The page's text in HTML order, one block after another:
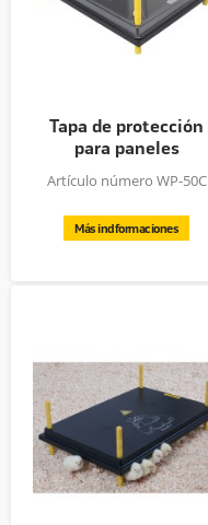
Tapa de protección
para paneles
calentadores...
Artículo número WP-50C
Más indformaciones